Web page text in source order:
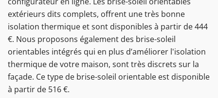
extérieurs dits complets, offrent une très bonne
isolation thermique et sont disponibles à partir de 444
€. Nous proposons également des brise-soleil
orientables intégrés qui en plus d’améliorer l'isolation
thermique de votre maison, sont très discrets sur la
façade. Ce type de brise-soleil orientable est disponible
à partir de 516 €.